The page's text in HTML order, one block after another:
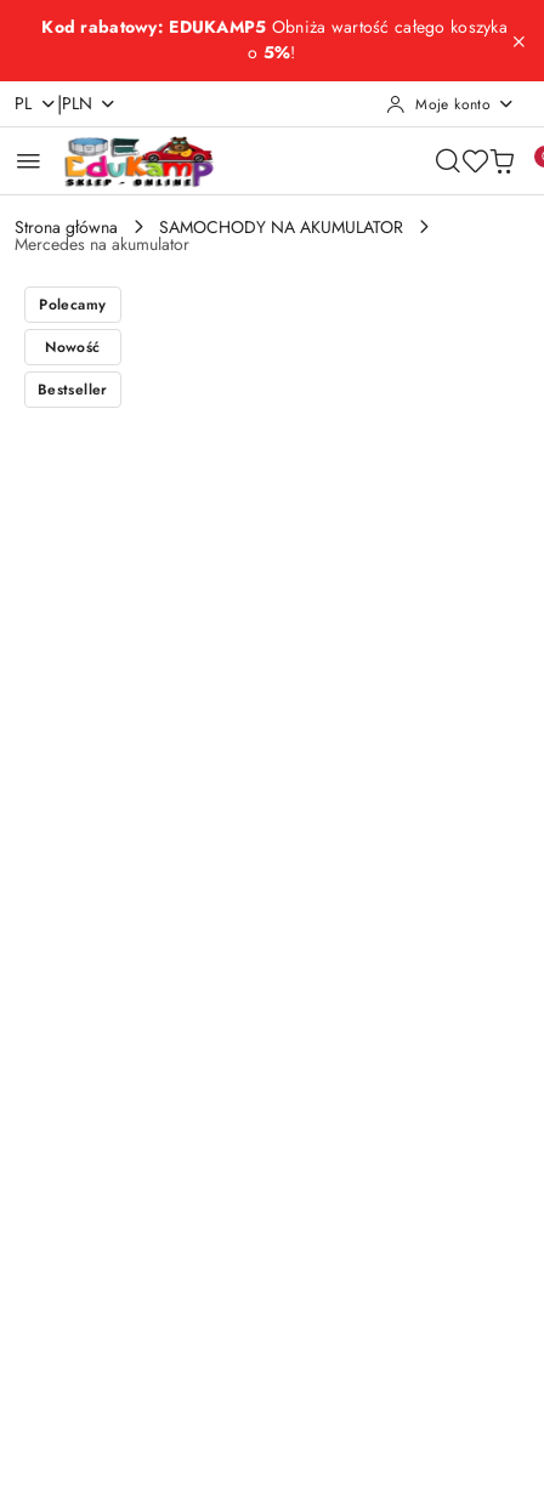
Przejdź do treści głównej
Przejdź do wyszukiwarki
Przejdź do moje konto
Przejdź do menu głównego
Przejdź do opisu produktu
Przejdź do stopki
Kod rabatowy: EDUKAMP5 Obniża wartość całego koszyka
o 5%!
PL |PLN Moje konto
Strona główna SAMOCHODY NA AKUMULATOR
Mercedes na akumulator
Polecamy
Nowość
Bestseller